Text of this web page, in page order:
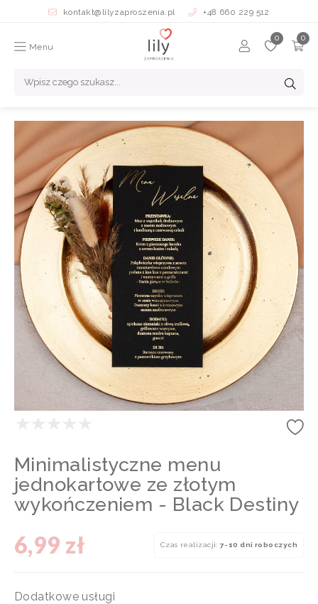
kontakt@lilyzaproszenia.pl +48 660 229 512
Menu
Minimalistyczne menu
jednokartowe ze złotym
wykończeniem - Black Destiny
6,99 zł Czas realizacji: 7-10 dni roboczych
Dodatkowe usługi